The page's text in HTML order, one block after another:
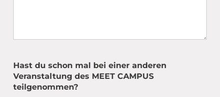
Hast du schon mal bei einer anderen
Veranstaltung des MEET CAMPUS
teilgenommen?